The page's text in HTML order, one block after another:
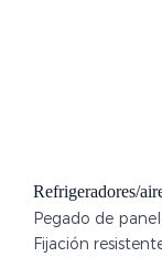
Refrigeradores/
Pegado de
Fijación